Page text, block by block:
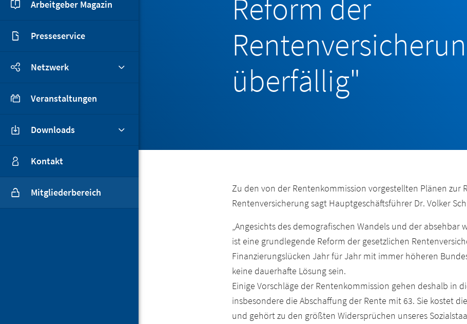
Arbeitgeber Magazin
Presseservice
Netzwerk
Veranstaltungen
Downloads
Kontakt
Mitgliederbereich
Reform der
überfällig"
Zu den von der Rentenkommission vorgestellten Plänen zur
Rentenversicherung sagt Hauptgeschäftsführer Dr. Volker
„Angesichts des demografischen Wandels und der absehbar
ist eine grundlegende Reform der gesetzlichen
Finanzierungslücken Jahr für Jahr mit immer höheren
keine dauerhafte Lösung sein.
Einige Vorschläge der Rentenkommission gehen deshalb in
insbesondere die Abschaffung der Rente mit 63. Sie kostet
und gehört zu den größten Widersprüchen unseres